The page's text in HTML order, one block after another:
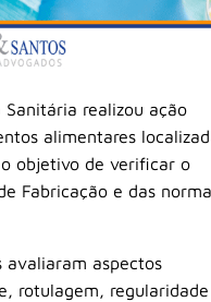
Sanitária realizou ação
alimentares
objetivo de verificar o
Fabricação e das
avaliaram aspectos
rotulagem, regularidade